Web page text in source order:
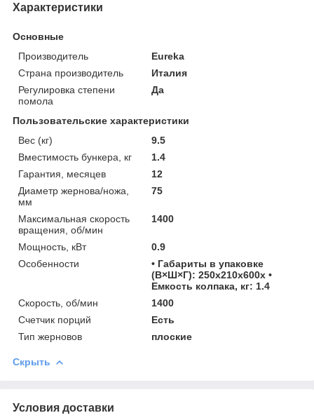
Характеристики
Основные
Производитель
Eureka
Страна производитель
Италия
Регулировка степени
помола
Да
Пользовательские характеристики
Вес (кг)
9.5
Вместимость бункера, кг
1.4
Гарантия, месяцев
12
Диаметр жернова/ножа,
мм
75
Максимальная скорость
вращения, об/мин
1400
Мощность, кВт
0.9
Особенности
• Габариты в упаковке
(В×Ш×Г): 250х210х600х •
Емкость колпака, кг: 1.4
Скорость, об/мин
1400
Счетчик порций
Есть
Тип жерновов
плоские
Скрыть
Условия доставки